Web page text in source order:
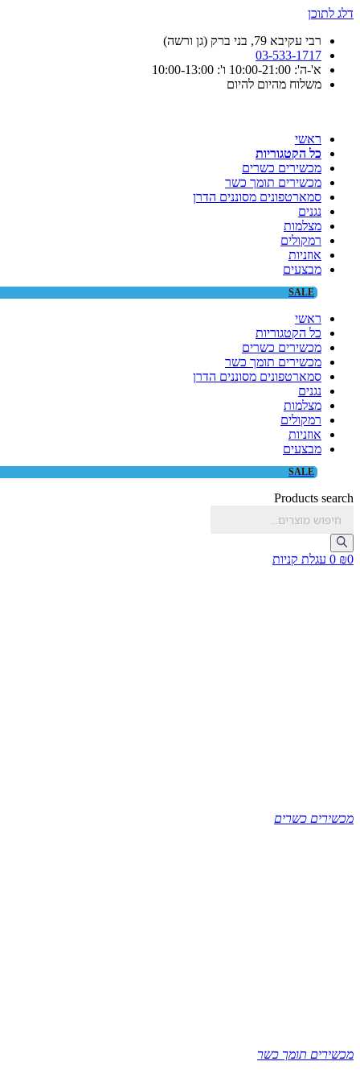
דלג לתוכן
רבי עקיבא 79, בני ברק (גן ורשה)
03-533-1717
א'-ה': 10:00-21:00 ו': 10:00-13:00
משלוח מהיום להיום
ראשי
כל הקטגוריות
מכשירים כשרים
מכשירים תומך כשר
סמארטפונים מסוננים הדרן
נגנים
מצלמות
רמקולים
אוזניות
מבצעים
SALE
ראשי
כל הקטגוריות
מכשירים כשרים
מכשירים תומך כשר
סמארטפונים מסוננים הדרן
נגנים
מצלמות
רמקולים
אוזניות
מבצעים
SALE
Products search
₪0
0 עגלת קניות
מכשירים כשרים
מכשירים תומך כשר